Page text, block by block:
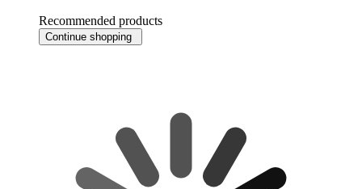
Recommended products
Continue shopping